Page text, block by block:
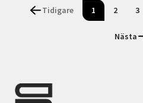
Tidigare 1 2 3
Nästa